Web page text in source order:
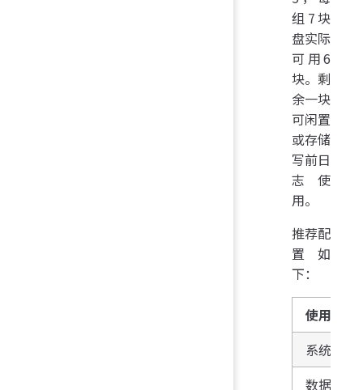
组7块
盘实际
可用6
块。剩
余一块
可闲置
或存储
写前日
志使
用。
推荐配
置如
下：
使用分类
系统盘
数据盘